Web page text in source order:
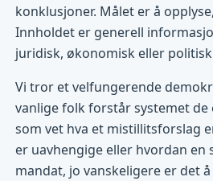
konklusjoner. Målet er å
Innholdet er generell
juridisk, økonomisk eller
Vi tror et velfungerende
vanlige folk forstår systemet de
som vet hva et mistillitsforslag
er uavhengige eller hvordan en
mandat, jo vanskeligere er det